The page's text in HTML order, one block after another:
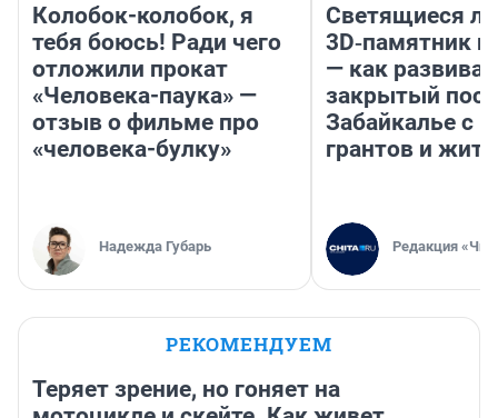
Колобок-колобок, я
тебя боюсь! Ради чего
отложили прокат
«Человека-паука» —
отзыв о фильме про
«человека-булку»
Надежда Губарь
Светящиеся
3D‑памятник и
— как
закрытый
Забайкалье с
грантов и
Редакция
РЕКОМЕНДУЕМ
Теряет зрение, но гоняет на